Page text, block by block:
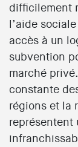
difficilement
l’aide
accès à un
subvention
marché
constante
régions et la
représentent